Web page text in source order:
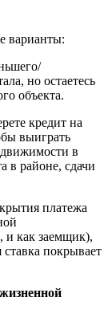
варианты:
но остаетесь
объекта.
кредит на
выиграть
в
в районе, сдачи
платежа
и как заемщик),
ставка покрывает